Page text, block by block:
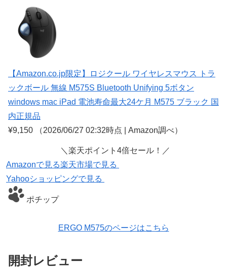
【Amazon.co.jp限定】ロジクール ワイヤレスマウス トラ
ックボール 無線 M575S Bluetooth Unifying 5ボタン
windows mac iPad 電池寿命最大24ケ月 M575 ブラック 国
内正規品
¥9,150
（2026/06/27 02:32時点 | Amazon調べ）
Amazonで見る
＼楽天ポイント4倍セール！／
楽天市場で見る
Yahooショッピングで見る
ポチップ
ERGO M575のページはこちら
開封レビュー